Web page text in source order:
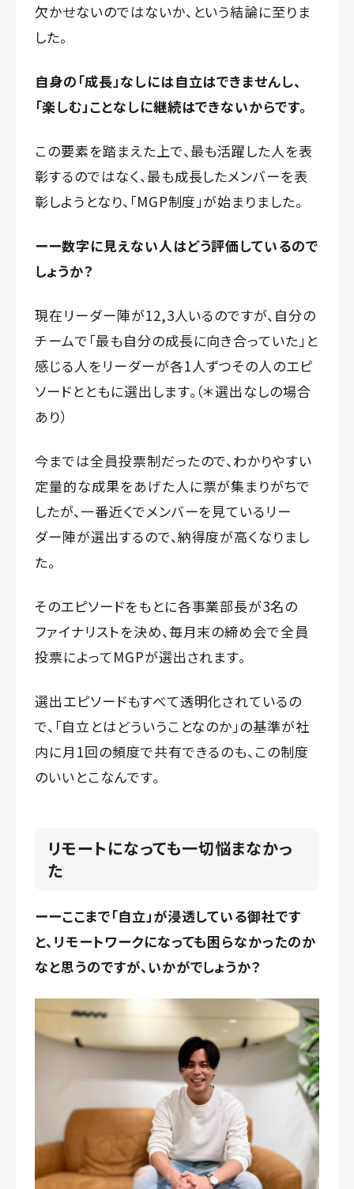
欠かせないのではないか、という結論に至りま
した。
自身の「成長」なしには自立はできませんし、
「楽しむ」ことなしに継続はできないからです。
この要素を踏まえた上で、最も活躍した人を表
彰するのではなく、最も成長したメンバーを表
彰しようとなり、「MGP制度」が始まりました。
ーー数字に見えない人はどう評価しているので
しょうか？
現在リーダー陣が12,3人いるのですが、自分の
チームで「最も自分の成長に向き合っていた」と
感じる人をリーダーが各1人ずつその人のエピ
ソードとともに選出します。（＊選出なしの場合
あり）
今までは全員投票制だったので、わかりやすい
定量的な成果をあげた人に票が集まりがちで
したが、一番近くでメンバーを見ているリー
ダー陣が選出するので、納得度が高くなりまし
た。
そのエピソードをもとに各事業部長が3名の
ファイナリストを決め、毎月末の締め会で全員
投票によってMGPが選出されます。
選出エピソードもすべて透明化されているの
で、「自立とはどういうことなのか」の基準が社
内に月1回の頻度で共有できるのも、この制度
のいいとこなんです。
リモートになっても一切悩まなかっ
た
ーーここまで「自立」が浸透している御社です
と、リモートワークになっても困らなかったのか
なと思うのですが、いかがでしょうか？